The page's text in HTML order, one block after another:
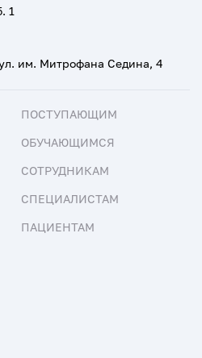
им. Митрофана Седина, 4
1
ПОСТУПАЮЩИМ
ОБУЧАЮЩИМСЯ
СОТРУДНИКАМ
СПЕЦИАЛИСТАМ
ПАЦИЕНТАМ